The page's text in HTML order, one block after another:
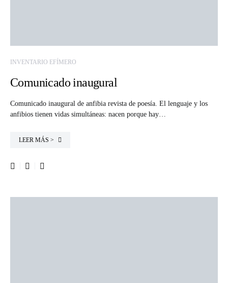
INVENTARIO EFÍMERO
Comunicado inaugural
Comunicado inaugural de anfibia revista de poesía. El lenguaje y los
anfibios tienen vidas simultáneas: nacen porque hay…
LEER MÁS >